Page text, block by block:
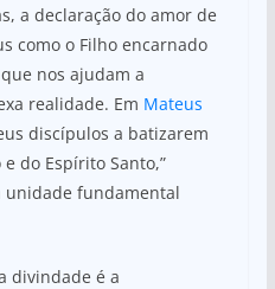
a declaração do amor de
como o Filho encarnado
nos ajudam a
realidade. Em Mateus
discípulos a batizarem
do Espírito Santo,”
unidade fundamental
divindade é a